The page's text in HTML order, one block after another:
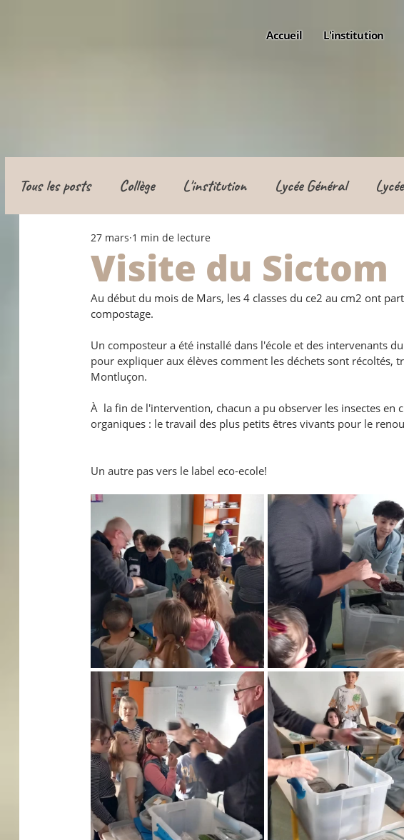
Accueil L'institution
Tous les posts Collège L'institution Lycée Général
Classe de défense Apprentissage
Visite du Sictom
27 mars 1 min de lecture
Au début du mois de Mars, les 4 classes du ce2 au cm2 ont
compostage.
Un composteur a été installé dans l'école et des intervenants
pour expliquer aux élèves comment les déchets sont récoltés,
Montluçon.
À  la fin de l'intervention, chacun a pu observer les insectes en
organiques : le travail des plus petits êtres vivants pour le
Un autre pas vers le label eco-ecole!